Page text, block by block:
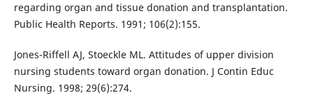
regarding organ and tissue donation and transplantation.
Public Health Reports. 1991; 106(2):155.
Jones-Riffell AJ, Stoeckle ML. Attitudes of upper division
nursing students toward organ donation. J Contin Educ
Nursing. 1998; 29(6):274.